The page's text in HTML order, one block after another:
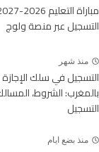
التسجيل عبر منصة ولوج
منذ شهر
بالمغرب: الشروط،
التسجيل
منذ بضع ايام